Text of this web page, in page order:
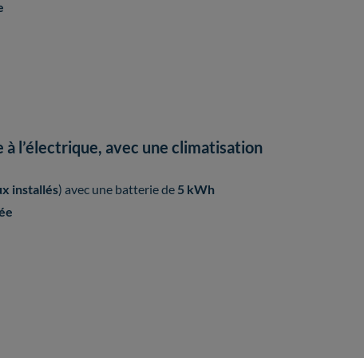
à l’électrique, avec une climatisation
installés) avec une batterie de 5 kWh